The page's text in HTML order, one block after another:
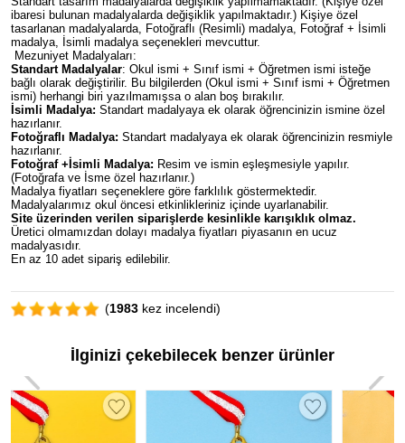
ibaresi bulunan madalyalarda değişiklik yapılmaktadır.) Kişiye özel
tasarlanan madalyalarda, Fotoğraflı (Resimli) madalya, Fotoğraf + İsimli
madalya, İsimli madalya seçenekleri mevcuttur.
Mezuniyet Madalyaları:
Standart Madalyalar: Okul ismi + Sınıf ismi + Öğretmen ismi isteğe
bağlı olarak değiştirilir. Bu bilgilerden (Okul ismi + Sınıf ismi + Öğretmen
ismi) herhangi biri yazılmamışsa o alan boş bırakılır.
İsimli Madalya: Standart madalyaya ek olarak öğrencinizin ismine özel
hazırlanır.
Fotoğraflı Madalya: Standart madalyaya ek olarak öğrencinizin resmiyle
hazırlanır.
Fotoğraf +İsimli Madalya: Resim ve ismin eşleşmesiyle yapılır.
(Fotoğrafa ve İsme özel hazırlanır.)
Madalya fiyatları seçeneklere göre farklılık göstermektedir.
Madalyalarımız okul öncesi etkinlikleriniz içinde uyarlanabilir.
Site üzerinden verilen siparişlerde kesinlikle karışıklık olmaz.
Üretici olmamızdan dolayı madalya fiyatları piyasanın en ucuz
madalyasıdır.
En az 10 adet sipariş edilebilir.
(1983 kez incelendi)
İlginizi çekebilecek benzer ürünler